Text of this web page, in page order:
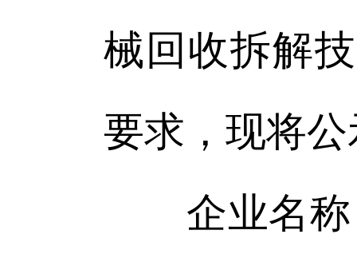
械回收拆解
要求，现将
企业名称